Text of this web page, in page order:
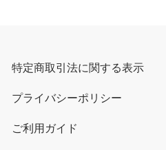
特定商取引法に関する表示
プライバシーポリシー
ご利用ガイド